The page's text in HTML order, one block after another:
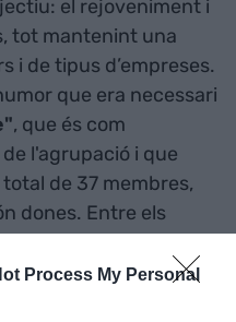
Process My Personal
el rejoveniment i
tot mantenint una
i de tipus d’empreses.
que era necessari
, que és com
l'agrupació i que
de 37 membres,
dones. Entre els
de Femcat figuren
Gabriel Jené(La